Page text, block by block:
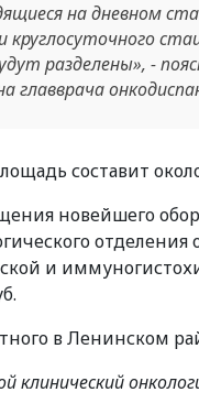
на дневном
разделены», -
главврача
составит
новейшего
отделения
и
в Ленинском